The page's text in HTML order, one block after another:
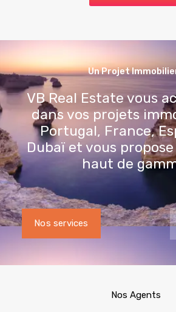
Un Projet
VB Real Estate vous
dans vos projets
Portugal, France,
Dubaï et vous
haut de
Nos services
Nos Agents